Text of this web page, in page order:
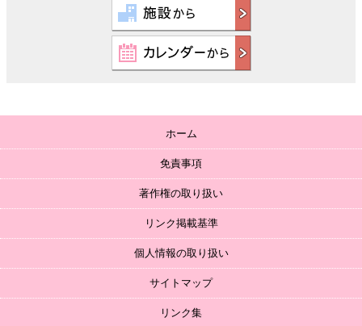
ホーム
免責事項
著作権の取り扱い
リンク掲載基準
個人情報の取り扱い
サイトマップ
リンク集